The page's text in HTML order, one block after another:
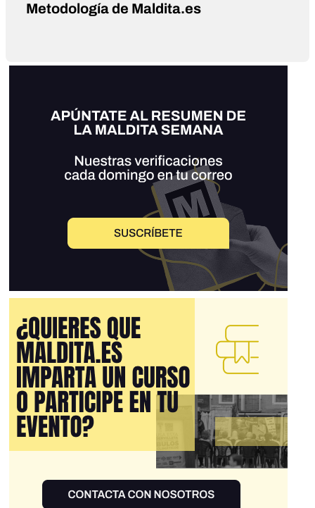
Metodología de Maldita.es